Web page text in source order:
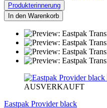
Produkterinnerung
In den Warenkorb
AUSVERKAUFT
Eastpak Provider black